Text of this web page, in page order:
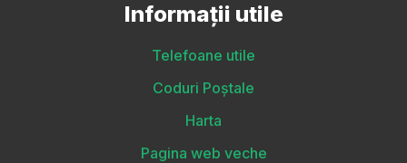
Informații utile
Telefoane utile
Coduri Poștale
Harta
Pagina web veche